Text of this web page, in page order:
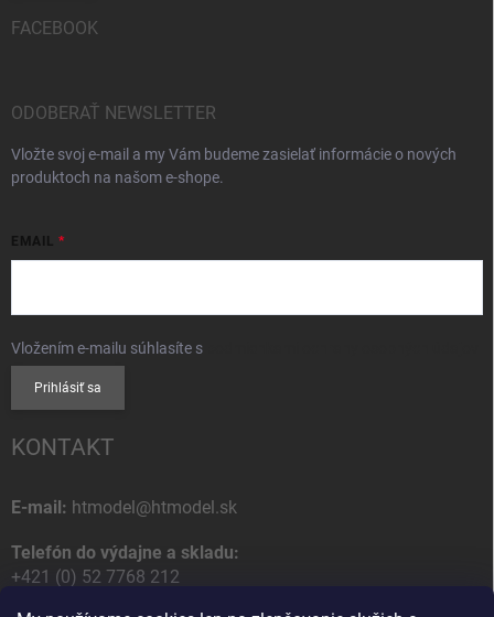
FACEBOOK
ODOBERAŤ NEWSLETTER
Vložte svoj e-mail a my Vám budeme zasielať informácie o nových
produktoch na našom e-shope.
EMAIL
Vložením e-mailu súhlasíte s
Prihlásiť sa
KONTAKT
E-mail: htmodel@htmodel.sk
Telefón do výdajne a skladu:
+421 (0) 52 7768 212